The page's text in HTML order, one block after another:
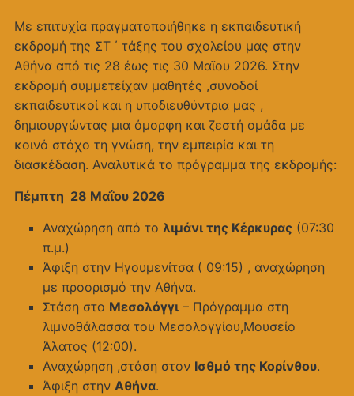
Με επιτυχία πραγματοποιήθηκε η εκπαιδευτική
εκδρομή της ΣΤ ΄ τάξης του σχολείου μας στην
Αθήνα από τις 28 έως τις 30 Μαϊου 2026. Στην
εκδρομή συμμετείχαν μαθητές ,συνοδοί
εκπαιδευτικοί και η υποδιευθύντρια μας ,
δημιουργώντας μια όμορφη και ζεστή ομάδα με
κοινό στόχο τη γνώση, την εμπειρία και τη
διασκέδαση. Αναλυτικά το πρόγραμμα της εκδρομής:
Πέμπτη 28 Μαΐου 2026
Αναχώρηση από το λιμάνι της Κέρκυρας(07:30
π.μ.)
Άφιξη στην Ηγουμενίτσα ( 09:15) , αναχώρηση
με προορισμό την Αθήνα.
Στάση στο Μεσολόγγι– Πρόγραμμα στη
λιμνοθάλασσα του Μεσολογγίου,Μουσείο
Άλατος (12:00).
Αναχώρηση ,στάση στον Ισθμό της Κορίνθου.
Άφιξη στην Αθήνα.